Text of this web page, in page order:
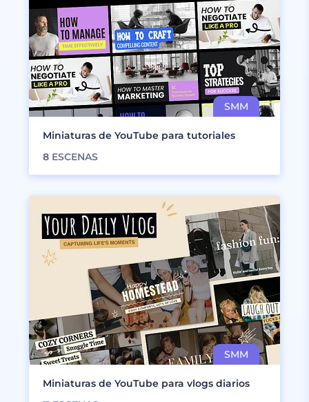
Miniaturas de YouTube para tutoriales
8 ESCENAS
Miniaturas de YouTube para vlogs diarios